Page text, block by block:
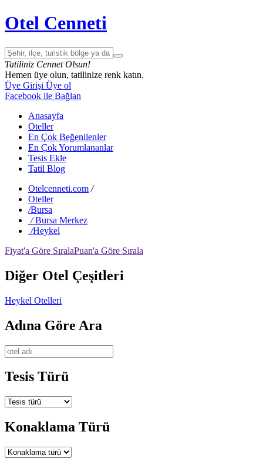
Otel Cenneti
Tatiliniz Cennet Olsun!
Hemen üye olun, tatilinize renk katın.
Üye Girişi Üye ol
Facebook ile Bağlan
Anasayfa
Oteller
En Çok Beğenilenler
En Çok Yorumlananlar
Tesis Ekle
Tatil Blog
Otelcenneti.com /
Oteller
/Bursa
/ Bursa Merkez
/Heykel
Fiyat'a Göre SıralaPuan'a Göre Sırala
Diğer Otel Çeşitleri
Heykel Otelleri
Adına Göre Ara
Tesis Türü
Konaklama Türü